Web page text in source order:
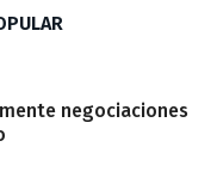
negociaciones